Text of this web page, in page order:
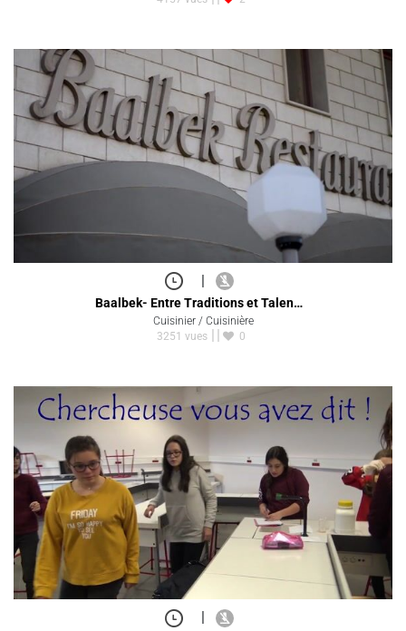
|
Baalbek- Entre Traditions et Talen…
Cuisinier / Cuisinière
3251 vues
0
|